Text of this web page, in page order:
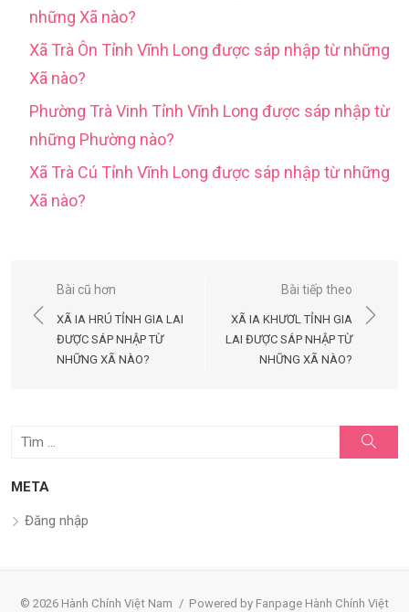
những Xã nào?
Xã Trà Ôn Tỉnh Vĩnh Long được sáp nhập từ những
Xã nào?
Phường Trà Vinh Tỉnh Vĩnh Long được sáp nhập từ
những Phường nào?
Xã Trà Cú Tỉnh Vĩnh Long được sáp nhập từ những
Xã nào?
Điều
hướng
viết
Bài cũ hơn
XÃ IA HRÚ TỈNH GIA LAI
ĐƯỢC SÁP NHẬP TỪ
NHỮNG XÃ NÀO?
Bài tiếp theo
XÃ IA KHƯƠL TỈNH GIA
LAI ĐƯỢC SÁP NHẬP TỪ
NHỮNG XÃ NÀO?
Tìm
quả
kiếm
META
Đăng nhập
© 2026 Hành Chính Việt Nam / Powered by Fanpage Hành Chính Việt